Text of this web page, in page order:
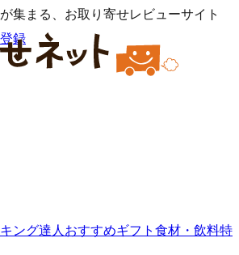
集まる、お取り寄せレビューサイト
録
ング達人おすすめギフト 食材・飲料特